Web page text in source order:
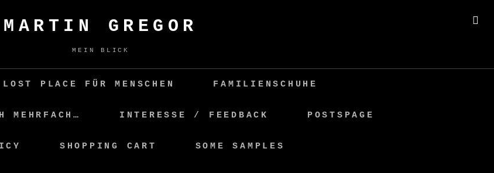
MARTIN GREGOR
MEIN BLICK
PLACE FÜR MENSCHEN FAMILIENSCHUHE
INTERESSE / FEEDBACK POSTSPAGE
SHOPPING CART SOME SAMPLES